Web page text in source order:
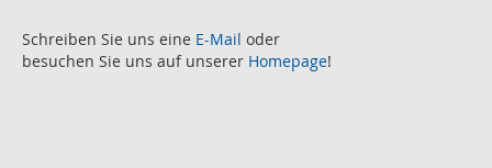
August 2
Juli 2
Schreiben Sie uns eine E-Mail oder
besuchen Sie uns auf unserer Homepage!